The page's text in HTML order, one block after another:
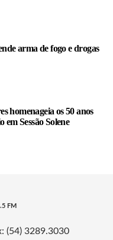
arma de fogo e drogas
homenageia os 50 anos
Sessão Solene
FM
(54) 3289.3030